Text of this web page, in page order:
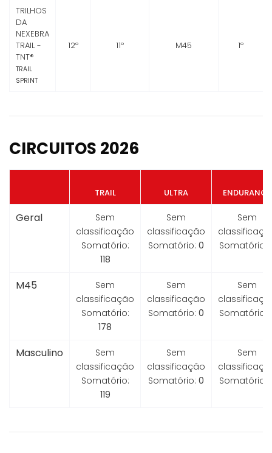
TRILHOS
DA
NEXEBRA
TRAIL -
TNT®
TRAIL
SPRINT
12º 11º M45 1º
CIRCUITOS 2026
TRAIL ULTRA ENDURANCE
Geral
Sem
classificação
Somatório:
118
Sem
classificação
Somatório: 0
Sem
Somatório:
M45
Sem
classificação
Somatório:
178
Sem
classificação
Somatório: 0
Sem
Somatório:
Masculino
Sem
classificação
Somatório:
119
Sem
classificação
Somatório: 0
Sem
Somatório: